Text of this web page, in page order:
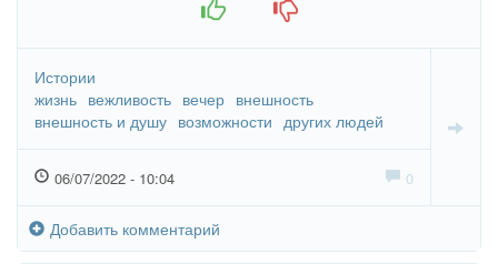
Истории
жизнь вежливость вечер внешность
внешность и душу возможности других людей
06/07/2022 - 10:04 0
Добавить комментарий